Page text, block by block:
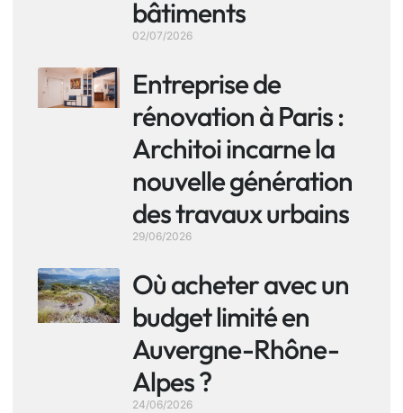
bâtiments
02/07/2026
Entreprise de
rénovation à Paris :
Architoi incarne la
nouvelle génération
des travaux urbains
29/06/2026
Où acheter avec un
budget limité en
Auvergne-Rhône-
Alpes ?
24/06/2026